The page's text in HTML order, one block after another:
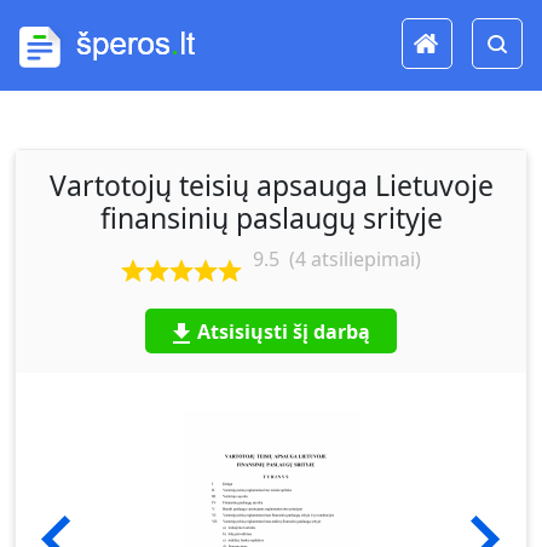
Vartotojų teisių apsauga Lietuvoje
finansinių paslaugų srityje
9.5 (4 atsiliepimai)
Atsisiųsti šį darbą